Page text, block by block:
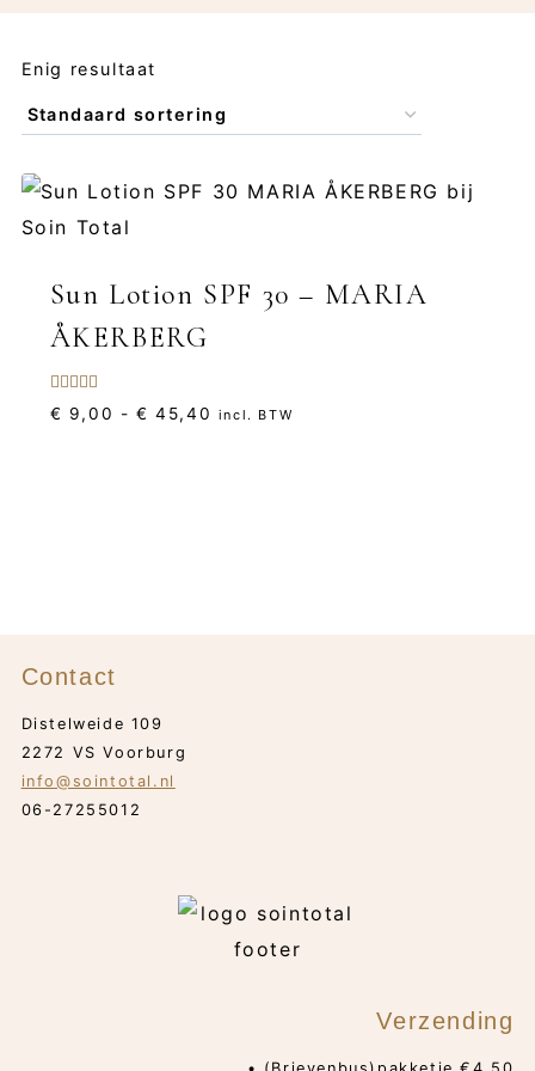
Enig resultaat
Sun Lotion SPF 30 – MARIA
ÅKERBERG
Gewaardeerd
5.00
€ 9,00 - € 45,40 Prijsklasse:
incl. BTW
Contact
Distelweide 109
2272 VS Voorburg
info@sointotal.nl
06-27255012
Verzending